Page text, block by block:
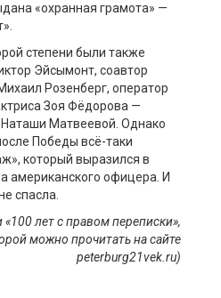
«охранная грамота» —
степени были также
Эйсымонт, соавтор
Розенберг, оператор
Зоя Фёдорова —
Матвеевой. Однако
Победы всё-таки
который выразился в
американского офицера. И
спасла.
лет с правом переписки»,
можно прочитать на сайте
peterburg21vek.ru)